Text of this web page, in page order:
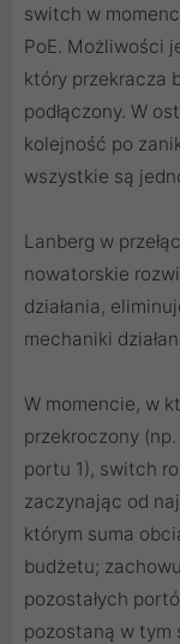
switch w
PoE. Możliwości
który przekracza
podłączony. W
kolejność po
wszystkie są
Lanberg w
nowatorskie
działania,
mechaniki
W momencie, w
przekroczony
portu 1), switch
zaczynając od
którym suma
budżetu;
pozostałych
pozostaną w tym